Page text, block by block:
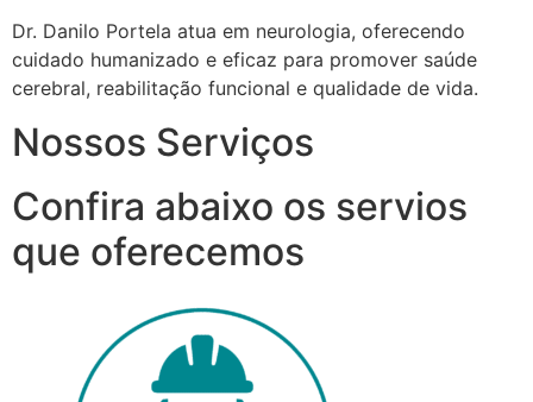
Dr. Danilo Portela atua em neurologia, oferecendo
cuidado humanizado e eficaz para promover saúde
cerebral, reabilitação funcional e qualidade de vida.
Nossos Serviços
Confira abaixo os servios
que oferecemos